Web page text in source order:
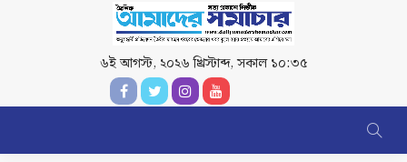
৬ই আগস্ট, ২০২৬ খ্রিস্টাব্দ,সকাল ১০:৩৫